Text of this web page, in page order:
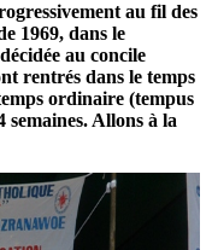
au fil des
1969, dans le
au concile
rentrés dans le temps
ordinaire (tempus
Allons à la